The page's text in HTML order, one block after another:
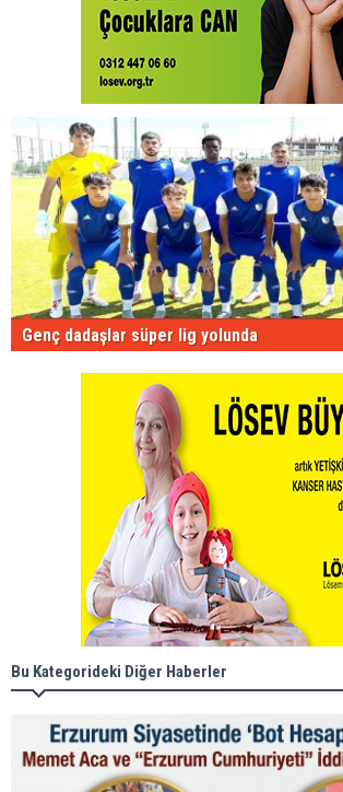
Genç dadaşlar süper lig yolunda
Bu Kategorideki Diğer Haberler